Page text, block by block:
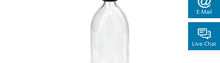
E-Mail
Live-Chat